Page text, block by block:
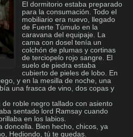
El dormitorio estaba preparado
para la consumación. Todo el
mobiliario era nuevo, llegado
de Fuerte Túmulo en la
caravana del equipaje. La
cama con dosel tenía un
colchón de plumas y cortinas
de terciopelo rojo sangre. El
suelo de piedra estaba
cubierto de pieles de lobo. En
y en la mesilla de noche, una
una frasca de vino, dos copas y
roble negro tallado con asiento
sentado lord Ramsay cuando
en los labios.
Bien hecho, chicos, ya
Hediondo, tú te quedas.